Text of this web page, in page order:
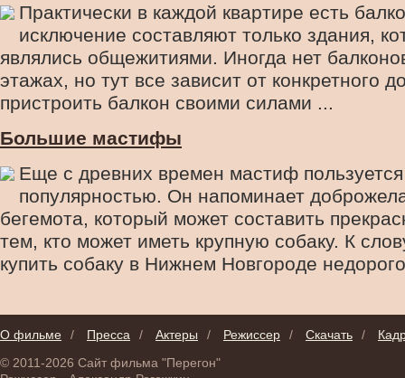
Практически в каждой квартире есть
исключение составляют только здания,
являлись общежитиями. Иногда нет
этажах, но тут все зависит от конкретного
пристроить балкон своими силами ...
Большие мастифы
Еще с древних времен мастиф пользуется
популярностью. Он напоминает
бегемота, который может составить
тем, кто может иметь крупную собаку. К
купить собаку в Нижнем Новгороде
О фильме / Пресса / Актеры / Режиссер / Скачать /
© 2011-2026 Сайт фильма "Перегон"